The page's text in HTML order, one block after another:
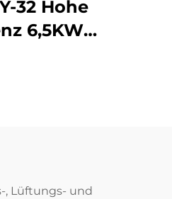
32 Hohe
6,5KW
für
, Lüftungs- und